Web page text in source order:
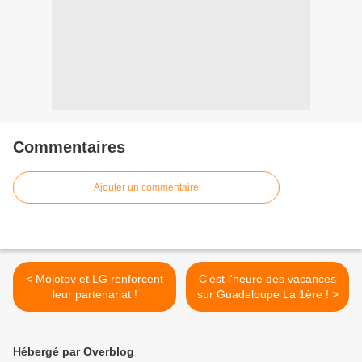
Commentaires
Ajouter un commentaire
< Molotov et LG renforcent
leur partenariat !
C'est l'heure des vacances
sur Guadeloupe La 1ère ! >
Hébergé par Overblog